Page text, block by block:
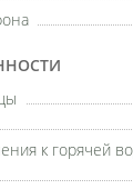
к горячей